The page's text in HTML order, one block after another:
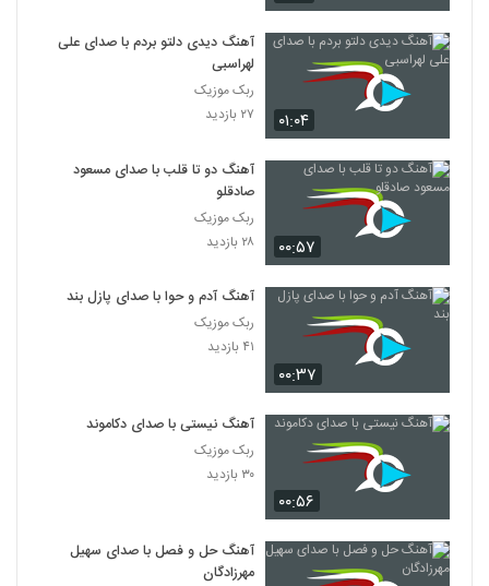
۰۱:۰۴
آهنگ دیدی دلتو بردم با صدای علی
لهراسبی
ربک موزیک
۲۷ بازدید
۰۰:۵۷
آهنگ دو تا قلب با صدای مسعود
صادقلو
ربک موزیک
۲۸ بازدید
۰۰:۳۷
آهنگ آدم و حوا با صدای پازل بند
ربک موزیک
۴۱ بازدید
۰۰:۵۶
آهنگ نیستی با صدای دکاموند
ربک موزیک
۳۰ بازدید
آهنگ حل و فصل با صدای سهیل
مهرزادگان